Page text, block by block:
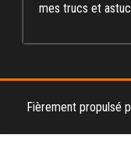
mes trucs et
Fièrement propulsé